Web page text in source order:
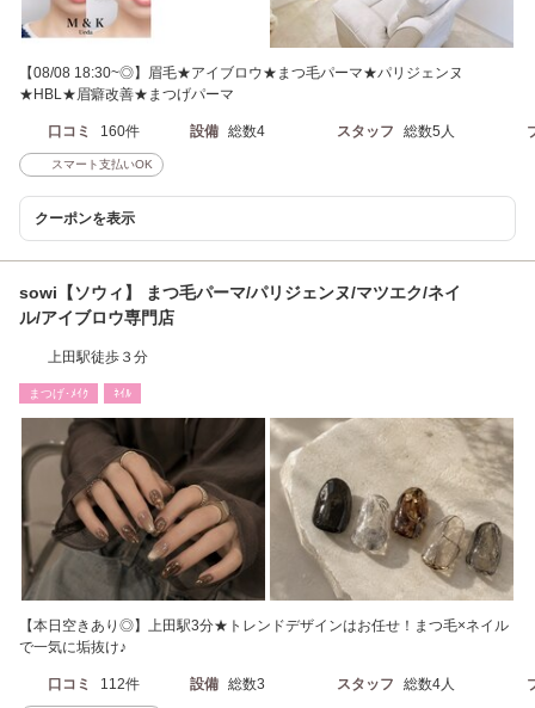
【08/08 18:30~◎】眉毛★アイブロウ★まつ毛パーマ★パリジェンヌ
★HBL★眉癖改善★まつげパーマ
口コミ 160件 設備 総数4 スタッフ 総数5人
スマート支払いOK
クーポンを表示
sowi【ソウィ】 まつ毛パーマ/パリジェンヌ/マツエク/ネイ
ル/アイブロウ専門店
上田駅徒歩３分
まつげ･ﾒｲｸ ﾈｲﾙ
【本日空きあり◎】上田駅3分★トレンドデザインはお任せ！まつ毛×ネイル
で一気に垢抜け♪
口コミ 112件 設備 総数3 スタッフ 総数4人